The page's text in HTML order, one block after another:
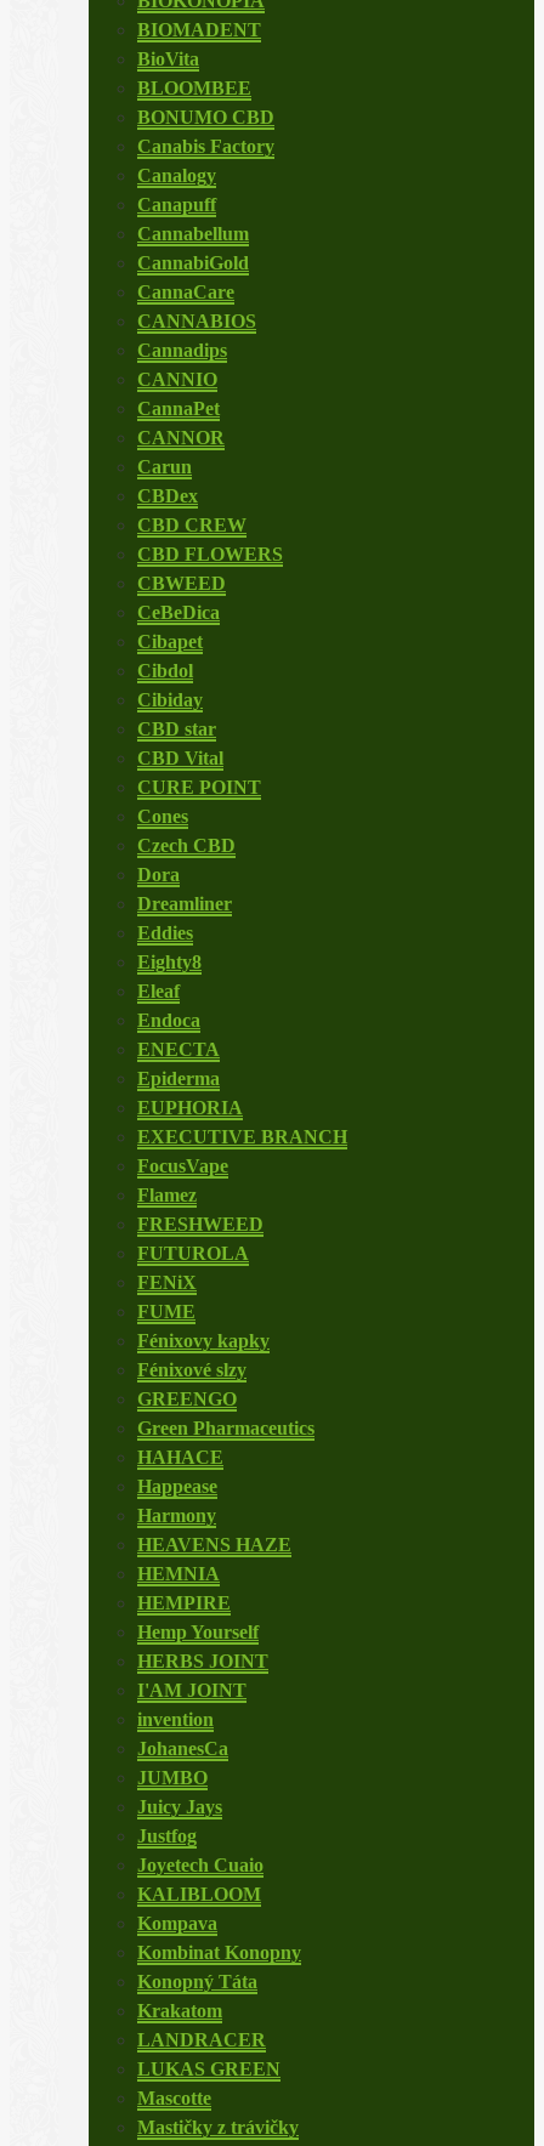
BIOMADENT
BioVita
BLOOMBEE
BONUMO CBD
Canabis Factory
Canalogy
Canapuff
Cannabellum
CannabiGold
CannaCare
CANNABIOS
Cannadips
CANNIO
CannaPet
CANNOR
Carun
CBDex
CBD CREW
CBD FLOWERS
CBWEED
CeBeDica
Cibapet
Cibdol
Cibiday
CBD star
CBD Vital
CURE POINT
Cones
Czech CBD
Dora
Dreamliner
Eddies
Eighty8
Eleaf
Endoca
ENECTA
Epiderma
EUPHORIA
EXECUTIVE BRANCH
FocusVape
Flamez
FRESHWEED
FUTUROLA
FENiX
FUME
Fénixovy kapky
Fénixové slzy
GREENGO
Green Pharmaceutics
HAHACE
Happease
Harmony
HEAVENS HAZE
HEMNIA
HEMPIRE
Hemp Yourself
HERBS JOINT
I'AM JOINT
invention
JohanesCa
JUMBO
Juicy Jays
Justfog
Joyetech Cuaio
KALIBLOOM
Kompava
Kombinat Konopny
Konopný Táta
Krakatom
LANDRACER
LUKAS GREEN
Mascotte
Mastičky z trávičky